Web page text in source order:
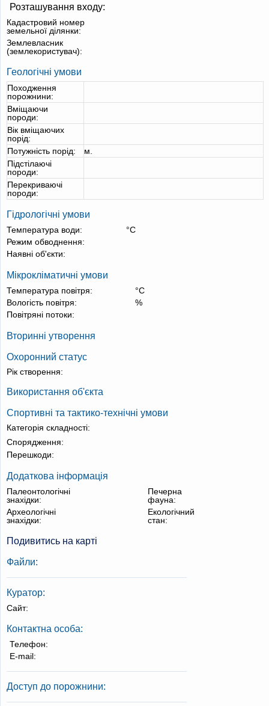
Розташування входу:
Кадастровий номер
земельної ділянки:
Землевласник
(землекористувач):
Геологічні умови
Походження
порожнини:
Вміщаючи
породи:
Вік вміщаючих
порід:
Потужність порід:
м.
Підстілаючі
породи:
Перекриваючі
породи:
Гідрологічні умови
Температура води:
°С
Режим обводнення:
Наявні об'єкти:
Мікрокліматичні умови
Температура повітря:
°С
Вологість повітря:
%
Повітряні потоки:
Вторинні утворення
Охоронний статус
Рік створення:
Використання об'єкта
Спортивні та тактико-технічні умови
Категорія складності:
Спорядження:
Перешкоди:
Додаткова інформація
Палеонтологічні
знахідки:
Печерна
фауна:
Археологічні
знахідки:
Екологічний
стан:
Подивитись на карті
Файли:
Куратор:
Сайт:
Контактна особа:
Телефон:
E-mail:
Доступ до порожнини: